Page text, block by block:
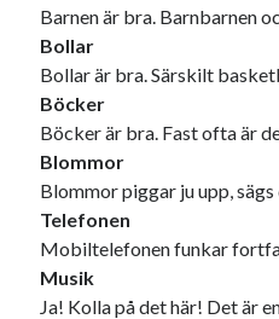
Barnen är bra. Barnbarnen
Bollar
Bollar är bra. Särskilt
Böcker
Böcker är bra. Fast ofta är
Blommor
Blommor piggar ju upp, sägs
Telefonen
Mobiltelefonen funkar
Musik
Ja! Kolla på det här! Det är